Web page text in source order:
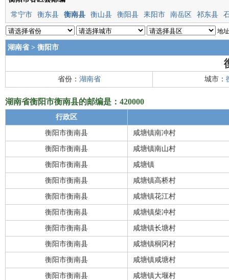
常宁市
衡东县 衡南县 衡山县 衡阳县 耒阳市 南岳区 祁东县
地
湖南省> 衡阳市
省份： 湖南省 城市：
湖南省衡阳市衡南县的邮编是：420000
行政区
衡阳市衡南县 咸塘镇南冲村
衡阳市衡南县 咸塘镇南山村
衡阳市衡南县 咸塘镇
衡阳市衡南县 咸塘镇高桥村
衡阳市衡南县 咸塘镇花江村
衡阳市衡南县 咸塘镇柴冲村
衡阳市衡南县 咸塘镇长塘村
衡阳市衡南县 咸塘镇桐冈村
衡阳市衡南县 咸塘镇咸塘村
衡阳市衡南县 咸塘镇大堰村